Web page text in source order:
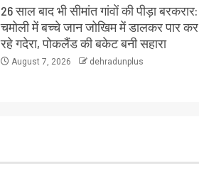
26 साल बाद भी सीमांत गांवों की पीड़ा बरकरार:
चमोली में बच्चे जान जोखिम में डालकर पार कर
रहे गदेरा, पोकलैंड की बकेट बनी सहारा
August 7, 2026 dehradunplus